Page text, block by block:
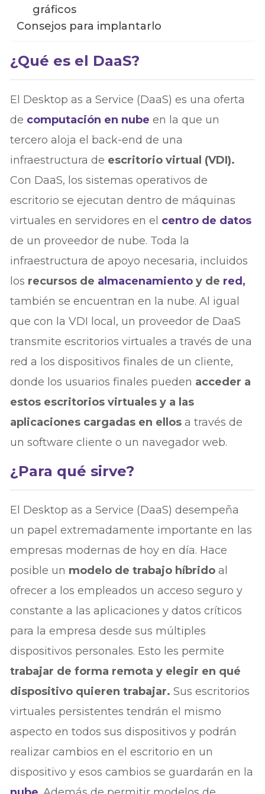
gráficos
Consejos para implantarlo
¿Qué es el DaaS?
El Desktop as a Service (DaaS) es una oferta
de computación en nube en la que un
tercero aloja el back-end de una
infraestructura de escritorio virtual (VDI).
Con DaaS, los sistemas operativos de
escritorio se ejecutan dentro de máquinas
virtuales en servidores en el centro de datos
de un proveedor de nube. Toda la
infraestructura de apoyo necesaria, incluidos
los recursos de almacenamiento y de red,
también se encuentran en la nube. Al igual
que con la VDI local, un proveedor de DaaS
transmite escritorios virtuales a través de una
red a los dispositivos finales de un cliente,
donde los usuarios finales pueden acceder a
estos escritorios virtuales y a las
aplicaciones cargadas en ellosa través de
un software cliente o un navegador web.
¿Para qué sirve?
El Desktop as a Service (DaaS) desempeña
un papel extremadamente importante en las
empresas modernas de hoy en día. Hace
posible un modelo de trabajo híbridoal
ofrecer a los empleados un acceso seguro y
constante a las aplicaciones y datos críticos
para la empresa desde sus múltiples
dispositivos personales. Esto les permite
trabajar de forma remota y elegir en qué
dispositivo quieren trabajar.Sus escritorios
virtuales persistentes tendrán el mismo
aspecto en todos sus dispositivos y podrán
realizar cambios en el escritorio en un
dispositivo y esos cambios se guardarán en la